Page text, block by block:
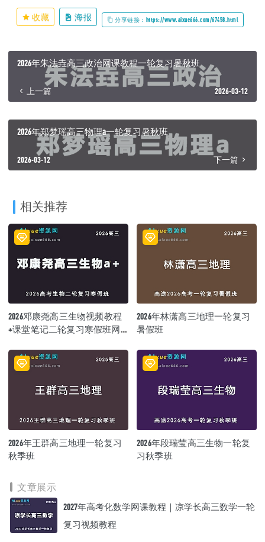
收藏 海报 分享链接：https://www.aixue666.com/67458.html
2026年朱法垚高三政治网课教程一轮复习暑秋班
上一篇 2026-03-12
2026年郑梦瑶高三物理a一轮复习暑秋班
2026-03-12 下一篇
相关推荐
2026邓康尧高三生物视频教程
+课堂笔记二轮复习寒假班网
2026年林潇高三地理一轮复习
暑假班
2026年王群高三地理一轮复习
秋季班
2026年段瑞莹高三生物一轮复
习秋季班
文章展示
2027年高考化数学网课教程｜凉学长高三数学一轮
复习视频教程